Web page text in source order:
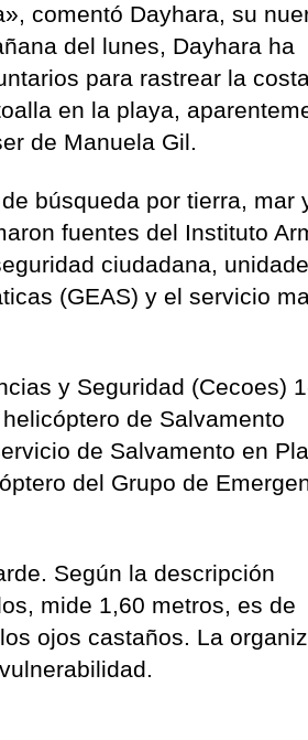
comentó Dayhara, su
del lunes, Dayhara ha
para rastrear la
en la playa,
de Manuela Gil.
búsqueda por tierra, mar
fuentes del Instituto
ciudadana,
(GEAS) y el servicio
y Seguridad (Cecoes)
de Salvamento
de Salvamento en
del Grupo de
Según la descripción
mide 1,60 metros, es de
ojos castaños. La